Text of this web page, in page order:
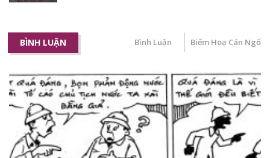
BÌNH LUẬN Bình Luận Biếm Hoạ Cán Ngố